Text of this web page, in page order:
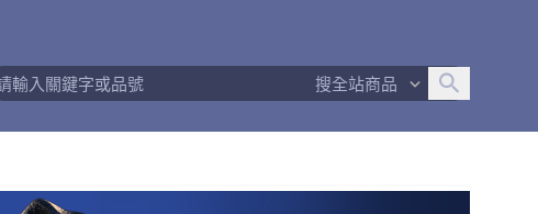
搜全站商品
商店簡介 退換貨須知